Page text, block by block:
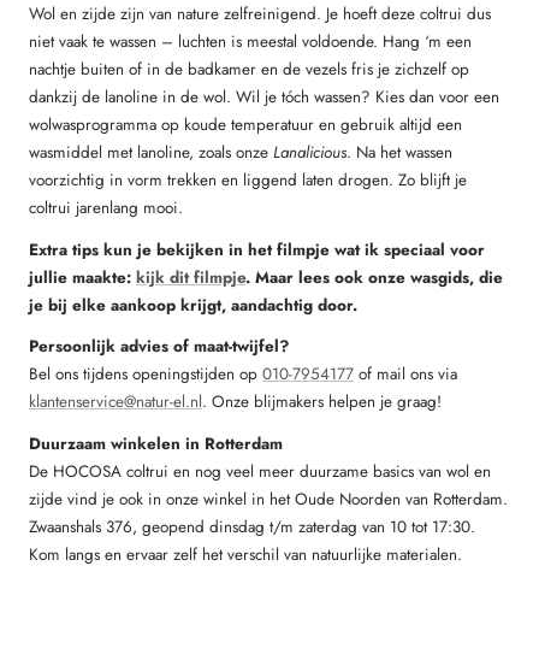
Wol en zijde zijn van nature zelfreinigend. Je hoeft deze coltrui dus
niet vaak te wassen – luchten is meestal voldoende. Hang ‘m een
nachtje buiten of in de badkamer en de vezels fris je zichzelf op
dankzij de lanoline in de wol. Wil je tóch wassen? Kies dan voor een
wolwasprogramma op koude temperatuur en gebruik altijd een
wasmiddel met lanoline, zoals onze Lanalicious. Na het wassen
voorzichtig in vorm trekken en liggend laten drogen. Zo blijft je
coltrui jarenlang mooi.
Extra tips kun je bekijken in het filmpje wat ik speciaal voor
jullie maakte: kijk dit filmpje. Maar lees ook onze wasgids, die
je bij elke aankoop krijgt, aandachtig door.
Persoonlijk advies of maat-twijfel?
Bel ons tijdens openingstijden op 010-7954177 of mail ons via
klantenservice@natur-el.nl. Onze blijmakers helpen je graag!
Duurzaam winkelen in Rotterdam
De HOCOSA coltrui en nog veel meer duurzame basics van wol en
zijde vind je ook in onze winkel in het Oude Noorden van Rotterdam.
Zwaanshals 376, geopend dinsdag t/m zaterdag van 10 tot 17:30.
Kom langs en ervaar zelf het verschil van natuurlijke materialen.